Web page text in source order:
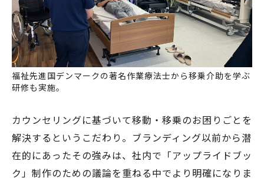
福祉先進国デンマークの著名作業療法士から移乗介助を学ぶ
研修も実施。
カウンセリングに基づいて移動・移乗のお困りごとを
解決するというこだわり。ブランディング以前から潜
在的にあったその強みは、社内で「アップライドブッ
ク」制作のための議論を重ねる中でより明確になりま